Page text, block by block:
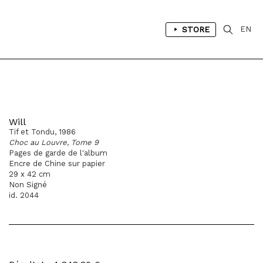
STORE EN
Will
Tif et Tondu, 1986
Choc au Louvre, Tome 9
Pages de garde de l'album
Encre de Chine sur papier
29 x 42 cm
Non Signé
id. 2044